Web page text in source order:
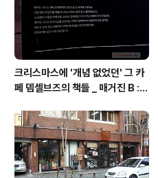
크리스마스에 '개념 없었던' 그 카
페 뎀셀브즈의 책들 _ 매거진 B :
커피